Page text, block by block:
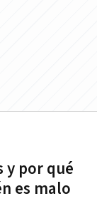
y por qué
es malo